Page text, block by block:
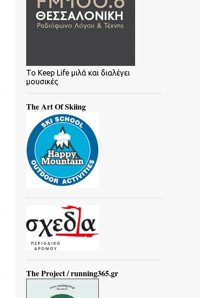
To Keep Life μιλά και διαλέγει
μουσικές
The Art Of Skiing
The Project / running365.gr